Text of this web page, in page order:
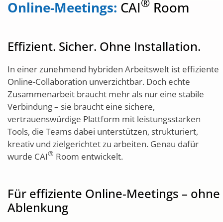
Online-Meetings: CAI Room
Effizient. Sicher. Ohne Installation.
In einer zunehmend hybriden Arbeitswelt ist effiziente
Online-Collaboration unverzichtbar. Doch echte
Zusammenarbeit braucht mehr als nur eine stabile
Verbindung – sie braucht eine sichere,
vertrauenswürdige Plattform mit leistungsstarken
Tools, die Teams dabei unterstützen, strukturiert,
kreativ und zielgerichtet zu arbeiten. Genau dafür
wurde CAI® Room entwickelt.
Für effiziente Online-Meetings – ohne
Ablenkung